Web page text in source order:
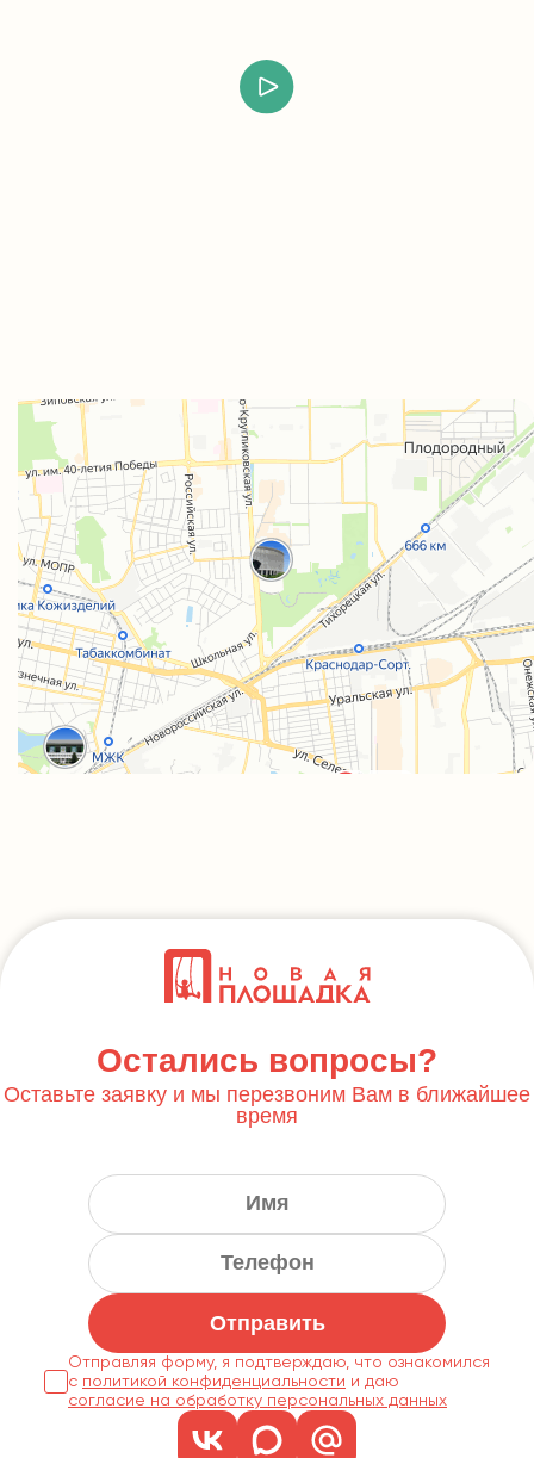
Остались вопросы?
Оставьте заявку и мы перезвоним Вам в ближайшее
время
Отправить
Отправляя форму, я подтверждаю, что ознакомился
с политикой конфиденциальности
согласие на обработку персональных данных